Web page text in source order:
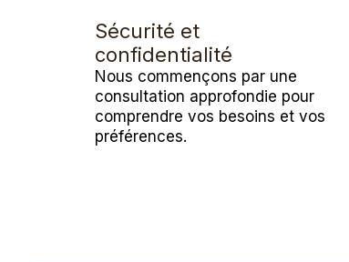
Sécurité et
confidentialité
Nous commençons par une
consultation approfondie pour
comprendre vos besoins et vos
préférences.